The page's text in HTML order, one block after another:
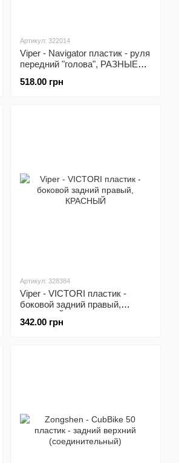
Артикул: 322014
Viper - Navigator пластик - руля
передний "голова", РАЗНЫЕ
518.00 грн
Артикул: 328384
Viper - VICTORI пластик -
боковой задний правый,
342.00 грн